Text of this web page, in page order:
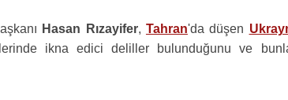
Hasan Rızayifer, Tahran'da düşen
ikna edici deliller bulunduğunu ve